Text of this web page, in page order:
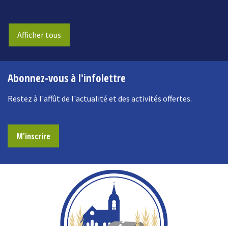
Afficher tous
Abonnez-vous à l'infolettre
Restez à l'affût de l'actualité et des activités offertes.
M'inscrire